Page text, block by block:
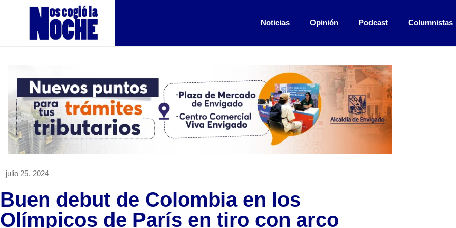
Noticias Opinión Podcast Columnistas
julio 25, 2024
Buen debut de Colombia en los
Olímpicos de París en tiro con arco